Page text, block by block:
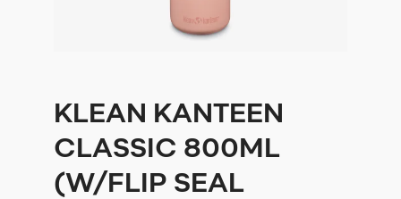
KLEAN KANTEEN
CLASSIC 800ML
(W/FLIP SEAL